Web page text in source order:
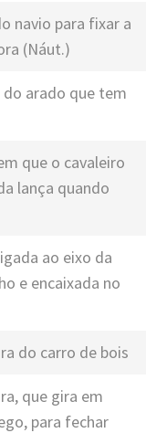
navio para fixar a
(Náut.)
do arado que tem
que o cavaleiro
lança quando
ao eixo da
e encaixada no
do carro de bois
que gira em
para fechar